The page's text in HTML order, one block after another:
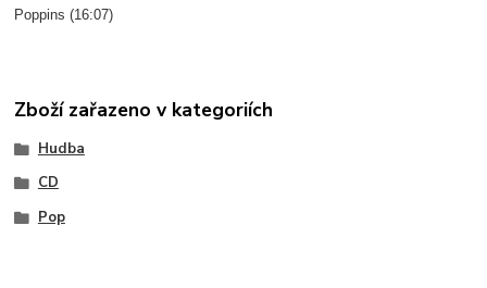
Poppins (16:07)
Zboží zařazeno v kategoriích
Hudba
CD
Pop